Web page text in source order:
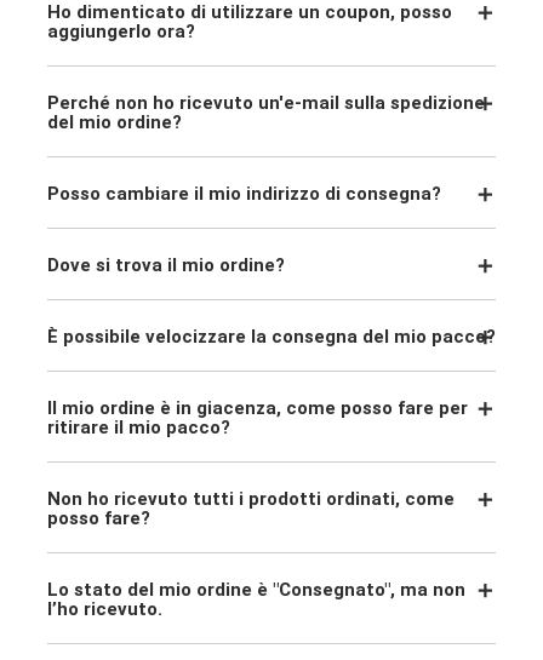
Ho dimenticato di utilizzare un coupon, posso
aggiungerlo ora?
Perché non ho ricevuto un'e-mail sulla spedizione
del mio ordine?
Posso cambiare il mio indirizzo di consegna?
Dove si trova il mio ordine?
È possibile velocizzare la consegna del mio pacco?
Il mio ordine è in giacenza, come posso fare per
ritirare il mio pacco?
Non ho ricevuto tutti i prodotti ordinati, come
posso fare?
Lo stato del mio ordine è "Consegnato", ma non
l’ho ricevuto.